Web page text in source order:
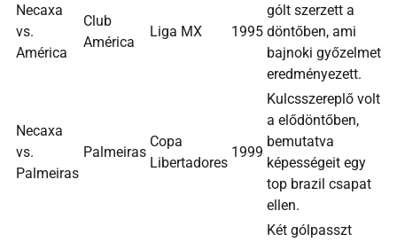
Necaxa
vs.
América
Club
América
Liga MX 1995
gólt szerzett a
döntőben, ami
bajnoki győzelmet
eredményezett.
Necaxa
vs.
Palmeiras
Palmeiras
Copa
Libertadores
1999
Kulcsszereplő volt
a elődöntőben,
bemutatva
képességeit egy
top brazil csapat
ellen.
Két gólpasszt